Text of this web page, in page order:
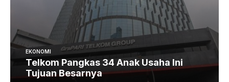
EKONOMI
Telkom Pangkas 34 Anak Usaha Ini
Tujuan Besarnya